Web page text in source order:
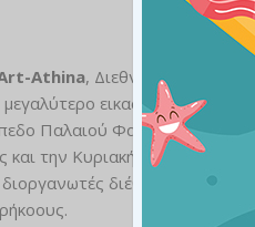
Athina, Διεθνής Συνάντηση
εικαστικό γεγονός
Παλαιού Φαλήρου) την
και την Κυριακή 7 Ιουνίου.
διέθεσαν